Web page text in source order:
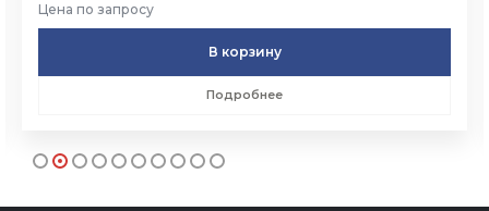
Цена по запросу
В корзину
Подробнее